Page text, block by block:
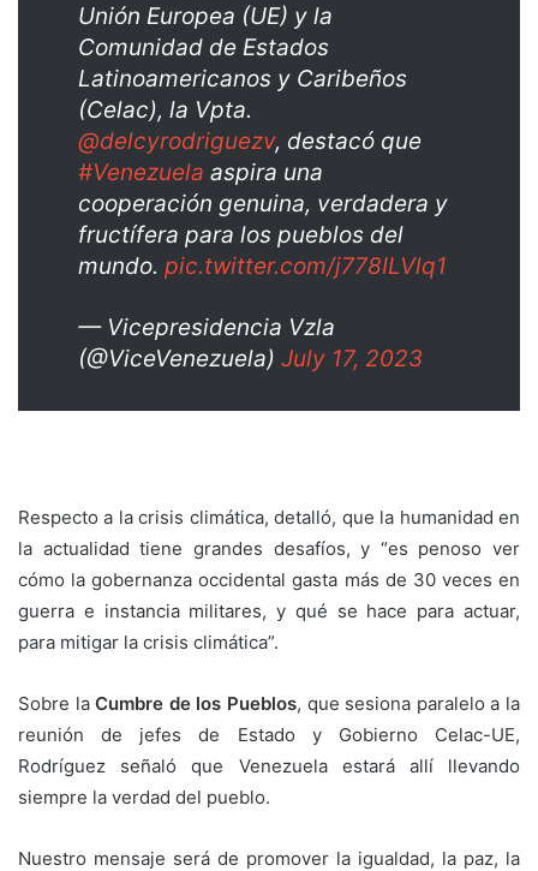
Unión Europea (UE) y la
Comunidad de Estados
Latinoamericanos y Caribeños
(Celac), la Vpta.
@delcyrodriguezv, destacó que
#Venezuela aspira una
cooperación genuina, verdadera y
fructífera para los pueblos del
mundo. pic.twitter.com/j778ILVlq1
— Vicepresidencia Vzla
(@ViceVenezuela) July 17, 2023
Respecto a la crisis climática, detalló, que la humanidad en
la actualidad tiene grandes desafíos, y “es penoso ver
cómo la gobernanza occidental gasta más de 30 veces en
guerra e instancia militares, y qué se hace para actuar,
para mitigar la crisis climática”.
Sobre laCumbre de los Pueblos, que sesiona paralelo a la
reunión de jefes de Estado y Gobierno Celac-UE,
Rodríguez señaló que Venezuela estará allí llevando
siempre la verdad del pueblo.
Nuestro mensaje será de promover la igualdad, la paz, la